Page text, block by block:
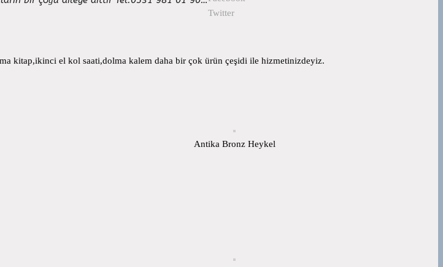
Twitter
kitap,ikinci el kol saati,dolma kalem daha bir çok ürün çeşidi ile hizmetinizdeyiz.
Antika Bronz Heykel